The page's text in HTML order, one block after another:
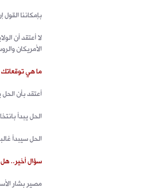
بإمكاننا
لا أعتقد أن
الأمريكان
ما هي توقعاتك
أعتقد بأن
الحل يبدأ
الحل سيبدأ غالباً بعد منتصف العام
سؤال أخير..
مصير بشار